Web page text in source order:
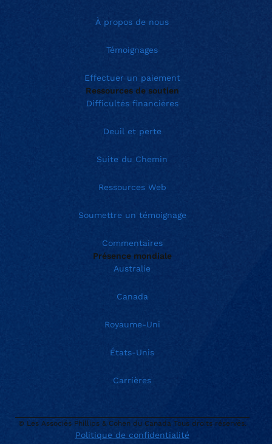
À propos de nous
Témoignages
Effectuer un paiement
Ressources de soutien
Difficultés financières
Deuil et perte
Suite du Chemin
Ressources Web
Soumettre un témoignage
Commentaires
Présence mondiale
Australie
Canada
Royaume-Uni
États-Unis
Carrières
© Les Associés Phillips & Cohen du Canada Tous droits réservés.
Politique de confidentialité